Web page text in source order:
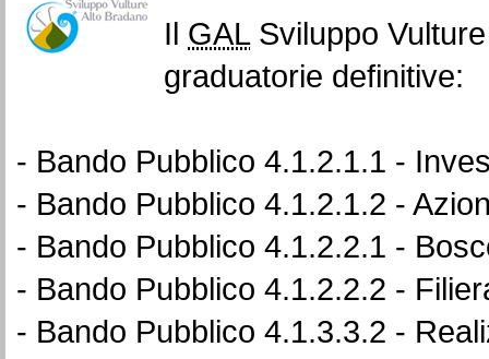
Il GALSviluppo
graduatorie definitive:
- Bando Pubblico 4.1.2.1.1 -
- Bando Pubblico 4.1.2.1.2 -
- Bando Pubblico 4.1.2.2.1 -
- Bando Pubblico 4.1.2.2.2 -
- Bando Pubblico 4.1.3.3.2 -